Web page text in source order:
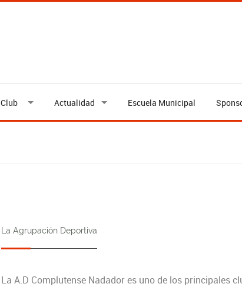
Club Actualidad Escuela Municipal
La Agrupación Deportiva
La A.D Complutense Nadador es uno de los principales